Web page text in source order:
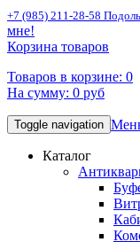
+7 (985) 211-28-58
мне!
Корзина товаров
Товаров в корзине: 0
На сумму: 0 руб
Toggle navigation
Каталог